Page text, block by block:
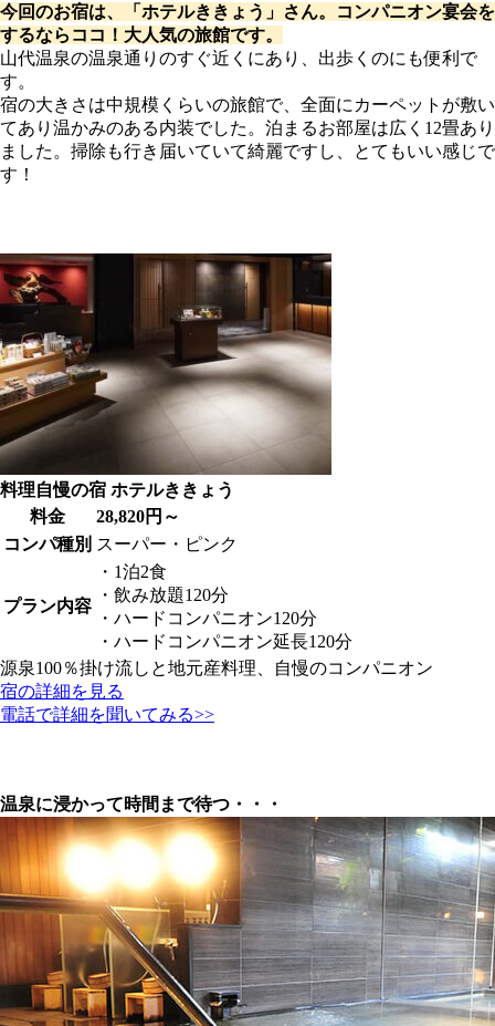
今回のお宿は、「ホテルききょう」さん。コンパニオン宴会を
するならココ！大人気の旅館です。
山代温泉の温泉通りのすぐ近くにあり、出歩くのにも便利で
す。
宿の大きさは中規模くらいの旅館で、全面にカーペットが敷い
てあり温かみのある内装でした。泊まるお部屋は広く12畳あり
ました。掃除も行き届いていて綺麗ですし、とてもいい感じで
す！
料理自慢の宿 ホテルききょう
料金
28,820円～
コンパ種別 スーパー・ピンク
プラン内容
・1泊2食
・飲み放題120分
・ハードコンパニオン120分
・ハードコンパニオン延長120分
源泉100％掛け流しと地元産料理、自慢のコンパニオン
宿の詳細を見る
電話で詳細を聞いてみる>>
温泉に浸かって時間まで待つ・・・